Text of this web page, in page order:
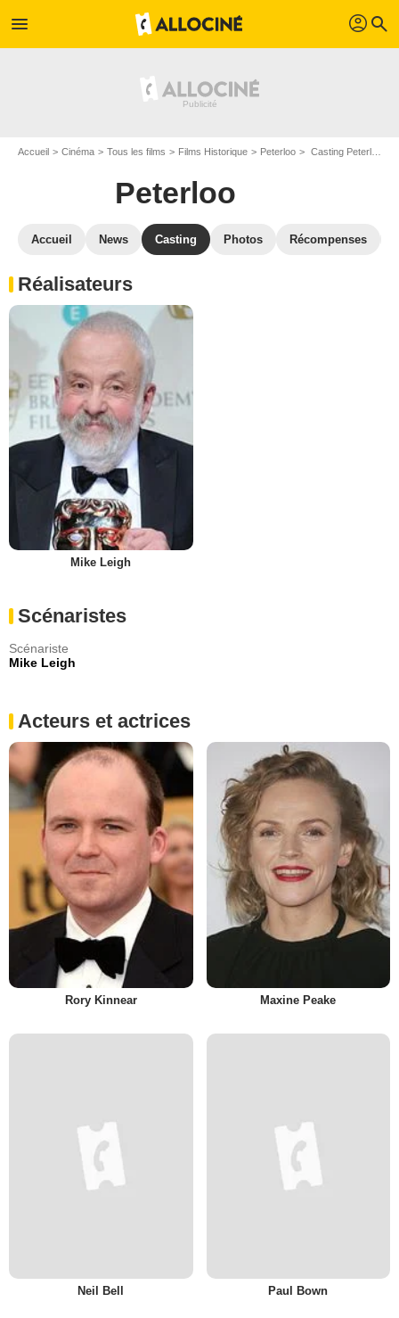
menu profil search
Accueil Cinéma Tous les films Films Historique Peterloo Casting Peterloo
Peterloo
Accueil News Casting Photos Récompenses
Réalisateurs
Mike Leigh
Scénaristes
Scénariste
Mike Leigh
Acteurs et actrices
Rory Kinnear Maxine Peake
Neil Bell Paul Bown